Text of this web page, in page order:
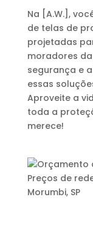
Na [A.W.],
de telas de
projetadas
moradores da
segurança e
essas
Aproveite a
toda a
merece!